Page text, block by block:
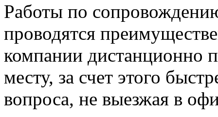
Работы по
проводятся
компании дистанционно
месту, за счет этого
вопроса, не выезжая в